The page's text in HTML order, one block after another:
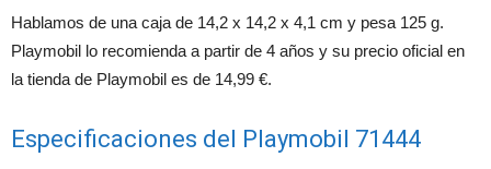
Hablamos de una caja de 14,2 x 14,2 x 4,1 cm y pesa 125 g.
Playmobil lo recomienda a partir de 4 años y su precio oficial en
la tienda de Playmobil es de 14,99 €.
Especificaciones del Playmobil 71444